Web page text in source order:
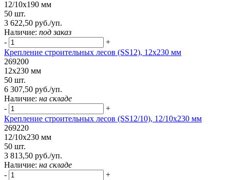
12/10х190 мм
50 шт.
3 622,50 руб./уп.
Наличие: под заказ
-
+
Крепление строительных лесов (SS12), 12х230 мм
269200
12х230 мм
50 шт.
6 307,50 руб./уп.
Наличие: на складе
-
+
Крепление строительных лесов (SS12/10), 12/10х230 мм
269220
12/10х230 мм
50 шт.
3 813,50 руб./уп.
Наличие: на складе
-
+